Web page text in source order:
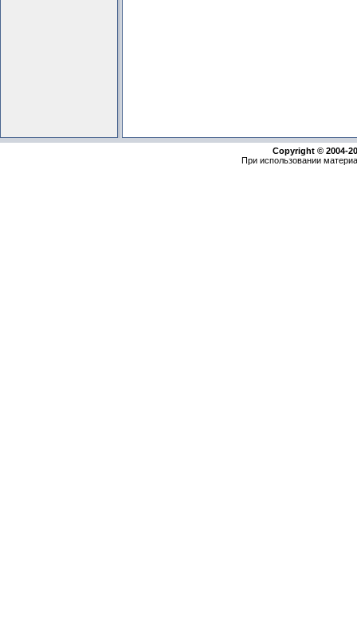
Copyright © 2004-
При использовании